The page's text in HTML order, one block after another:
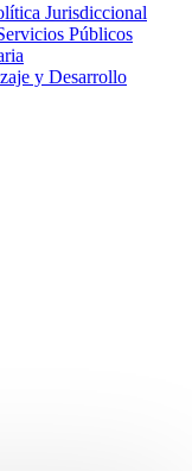
Jurisdiccional
Públicos
y Desarrollo